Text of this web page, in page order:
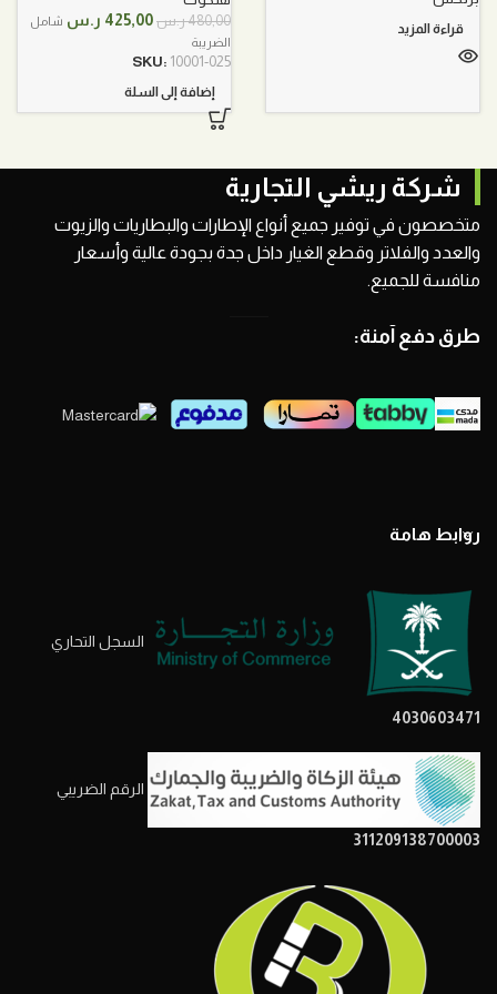
قراءة المزيد
480,00ر.س السعر
هو:
425,00 ر.س السعر
شامل
الضريبة
SKU: 10001-025
إضافة إلى السلة
شركة ريشي التجارية
متخصصون في توفير جميع أنواع الإطارات والبطاريات والزيوت
والعدد والفلاتر وقطع الغيار داخل جدة بجودة عالية وأسعار
منافسة للجميع.
طرق دفع آمنة:
روابط هامة
السجل التحاري
4030603471
الرقم الضريبي
311209138700003